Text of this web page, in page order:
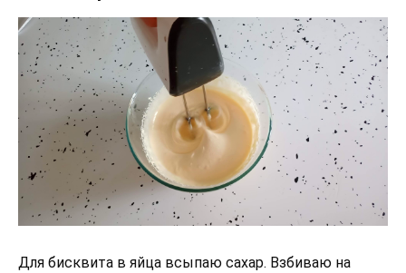
Для бисквита в яйца всыпаю сахар. Взбиваю на